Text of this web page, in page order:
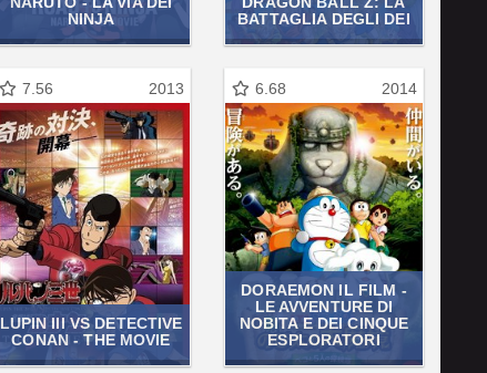
NINJA
BATTAGLIA DEGLI DEI
7.56 2013
LUPIN III VS DETECTIVE
CONAN - THE MOVIE
6.68 2014
DORAEMON IL FILM -
LE AVVENTURE DI
NOBITA E DEI CINQUE
ESPLORATORI